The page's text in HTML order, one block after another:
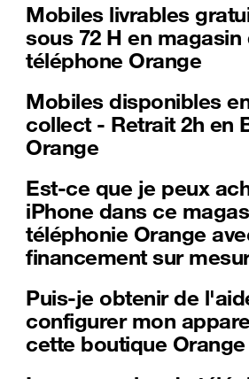
Mobiles livrables
sous 72 H en magasin
téléphone Orange
Mobiles disponibles
collect - Retrait 2h en
Orange
Est-ce que je peux
iPhone dans ce
téléphonie Orange
financement sur
Puis-je obtenir de
configurer mon
cette boutique Orange